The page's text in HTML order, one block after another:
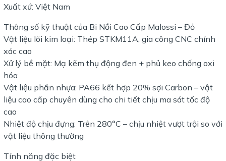
Xuất xứ: Việt Nam
Thông số kỹ thuật của Bi Nồi Cao Cấp Malossi – Đỏ
Vật liệu lõi kim loại: Thép STKM11A, gia công CNC chính
xác cao
Xử lý bề mặt: Mạ kẽm thụ động đen + phủ keo chống oxi
hóa
Vật liệu phần nhựa: PA66 kết hợp 20% sợi Carbon – vật
liệu cao cấp chuyên dùng cho chi tiết chịu ma sát tốc độ
cao
Nhiệt độ chịu đựng: Trên 280°C – chịu nhiệt vượt trội so với
vật liệu thông thường
Tính năng đặc biệt